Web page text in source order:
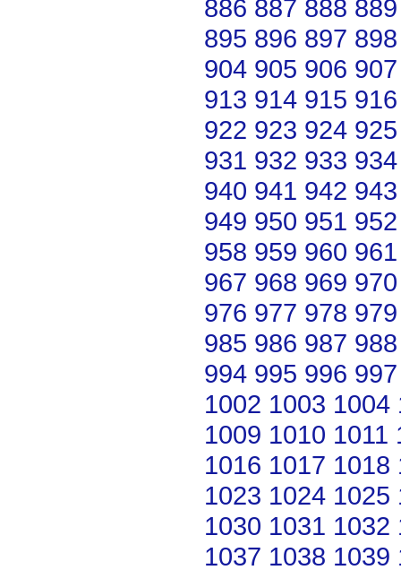
886 887 888 889
895 896 897 898
904 905 906 907
913 914 915 916
922 923 924 925
931 932 933 934
940 941 942 943
949 950 951 952
958 959 960 961
967 968 969 970
976 977 978 979
985 986 987 988
994 995 996 997
1002 1003 1004
1009 1010 1011
1016 1017 1018
1023 1024 1025
1030 1031 1032
1037 1038 1039